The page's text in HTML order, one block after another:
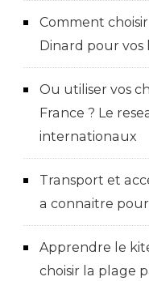
Comment
Dinard pour vos
Ou utiliser vos
France ? Le
internationaux
Transport et
a connaitre
Apprendre le
choisir la plage